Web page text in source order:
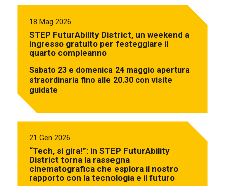
18 Mag 2026
STEP FuturAbility District, un weekend a
ingresso gratuito per festeggiare il
quarto compleanno
Sabato 23 e domenica 24 maggio apertura
straordinaria fino alle 20.30 con visite
guidate
21 Gen 2026
“Tech, si gira!”: in STEP FuturAbility
District torna la rassegna
cinematografica che esplora il nostro
rapporto con la tecnologia e il futuro